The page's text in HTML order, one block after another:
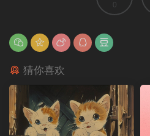
0
猜你喜欢